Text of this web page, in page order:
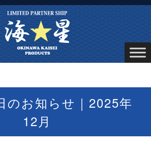
のお知らせ｜2025年
12月